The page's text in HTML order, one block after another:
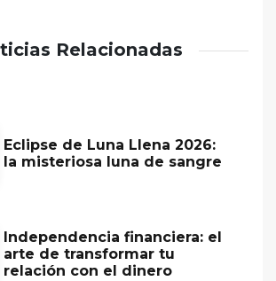
Relacionadas
Eclipse de Luna Llena 2026:
la misteriosa luna de sangre
Independencia financiera: el
arte de transformar tu
relación con el dinero